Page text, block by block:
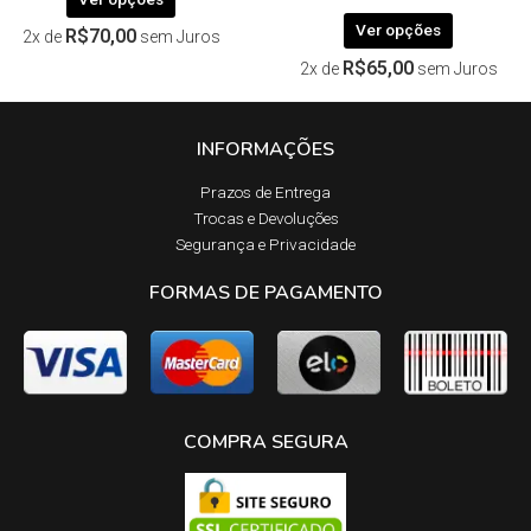
2x de R$70,00 sem Juros Ver opções
2x de R$65,00 sem Juros
INFORMAÇÕES
Prazos de Entrega​
Trocas e Devoluções​
Segurança e Privacidade
FORMAS DE PAGAMENTO
COMPRA SEGURA